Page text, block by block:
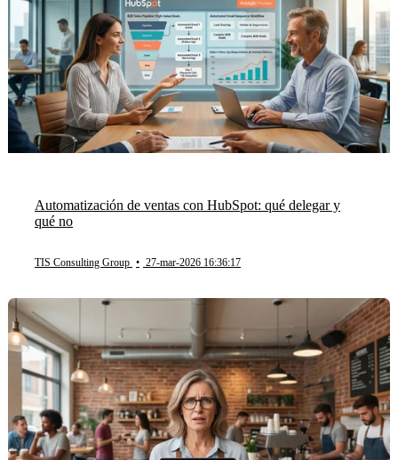
Automatización de ventas con HubSpot: qué delegar y
qué no
TIS Consulting Group • 27-mar-2026 16:36:17